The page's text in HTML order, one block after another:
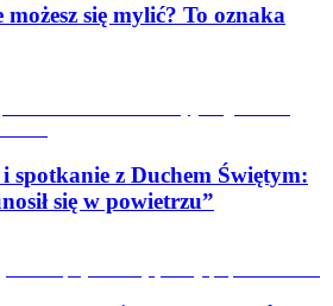
możesz się mylić? To oznaka
spotkanie z Duchem Świętym:
się w powietrzu”